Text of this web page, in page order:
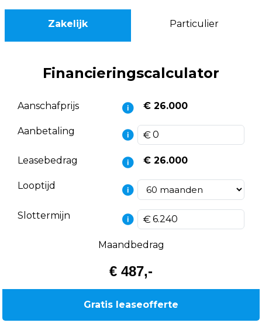
Zakelijk Particulier
Financieringscalculator
Aanschafprijs € 26.000
Aanbetaling
Leasebedrag € 26.000
Looptijd
Slottermijn
Maandbedrag
€ 487,-
Gratis leaseofferte